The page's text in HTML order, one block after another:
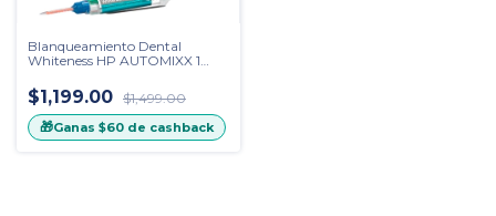
Blanqueamiento Dental
Whiteness HP AUTOMIXX 1
$1,199.00 $1,499.00
🎁Ganas $60 de cashback